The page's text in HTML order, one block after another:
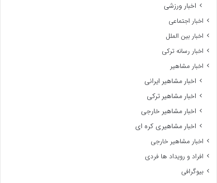
اخبار ورزشی
اخبار اجتماعی
اخبار بین الملل
اخبار رسانه ترکی
اخبار مشاهیر
اخبار مشاهیر ایرانی
اخبار مشاهیر ترکی
اخبار مشاهیر خارجی
اخبار مشاهیری کره ای
اخبار مشاهیر خارجی
افراد و رویداد ها فردی
بیوگرافی